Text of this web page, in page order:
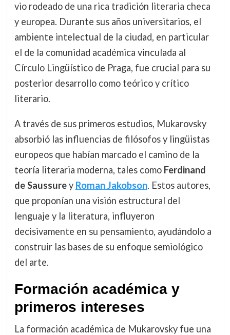
vio rodeado de una rica tradición literaria checa
y europea. Durante sus años universitarios, el
ambiente intelectual de la ciudad, en particular
el de la comunidad académica vinculada al
Círculo Lingüístico de Praga, fue crucial para su
posterior desarrollo como teórico y crítico
literario.
A través de sus primeros estudios, Mukarovsky
absorbió las influencias de filósofos y lingüistas
europeos que habían marcado el camino de la
teoría literaria moderna, tales como Ferdinand
de Saussurey Roman Jakobson. Estos autores,
que proponían una visión estructural del
lenguaje y la literatura, influyeron
decisivamente en su pensamiento, ayudándolo a
construir las bases de su enfoque semiológico
del arte.
Formación académica y
primeros intereses
La formación académica de Mukarovsky fue una